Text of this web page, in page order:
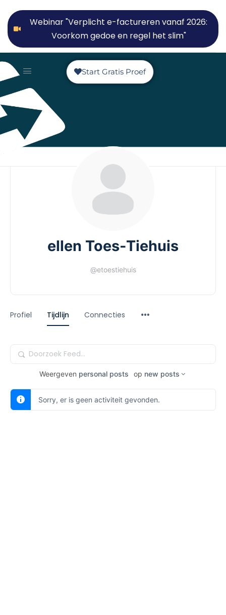
Webinar "Verplicht e-factureren vanaf 2026:
Voorkom gedoe en regel het slim"
Start Gratis Proef
ellen Toes-Tiehuis
@etoestiehuis
Profiel Tijdlijn Connecties
Doorzoek
Weergeven personal posts op new posts
Sorry, er is geen activiteit gevonden.